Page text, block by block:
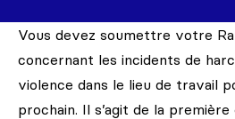
Vous devez soumettre votre
concernant les incidents de
violence dans le lieu de travail
prochain. Il s’agit de la